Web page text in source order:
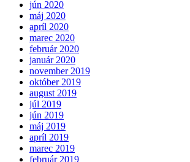
jún 2020
máj 2020
apríl 2020
marec 2020
február 2020
január 2020
november 2019
október 2019
august 2019
júl 2019
jún 2019
máj 2019
apríl 2019
marec 2019
február 2019